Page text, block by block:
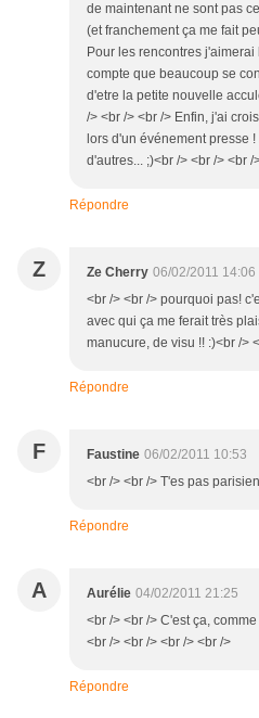
de maintenant ne sont pas
(et franchement ça me fait
Pour les rencontres
compte que beaucoup se
d'etre la petite nouvelle
/> <br /> <br /> Enfin, j'ai
lors d'un événement presse
d'autres... ;)<br /> <br /> <br /
Répondre
Z Ze Cherry 06/02/2011 14:06
<br /> <br /> pourquoi pas!
avec qui ça me ferait très
manucure, de visu !! :)<br />
Répondre
F Faustine 06/02/2011 10:53
<br /> <br /> T'es pas
Répondre
A Aurélie 04/02/2011 21:25
<br /> <br /> C'est ça,
<br /> <br /> <br /> <br />
Répondre